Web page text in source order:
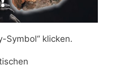
Symbol“ klicken.